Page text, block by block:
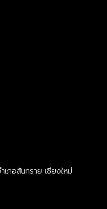
ภอสันทราย เชียงใหม่